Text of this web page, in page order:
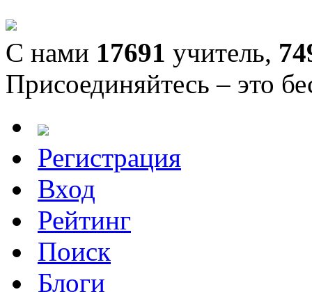
С нами 17691 учитель,
Присоединяйтесь – это
Регистрация
Вход
Рейтинг
Поиск
Блоги